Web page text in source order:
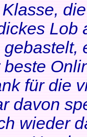
Lob
für die
davon
wieder